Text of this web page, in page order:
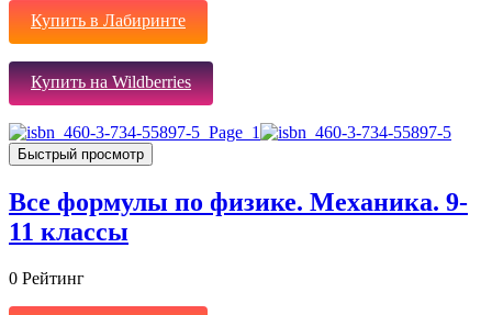
Купить в Лабиринте
Купить на Wildberries
Быстрый просмотр
Все формулы по физике. Механика. 9-
11 классы
0 Рейтинг